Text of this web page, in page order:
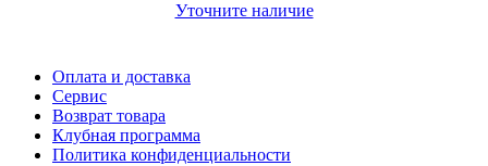
Уточните наличие
Оплата и доставка
Сервис
Возврат товара
Клубная программа
Политика конфиденциальности